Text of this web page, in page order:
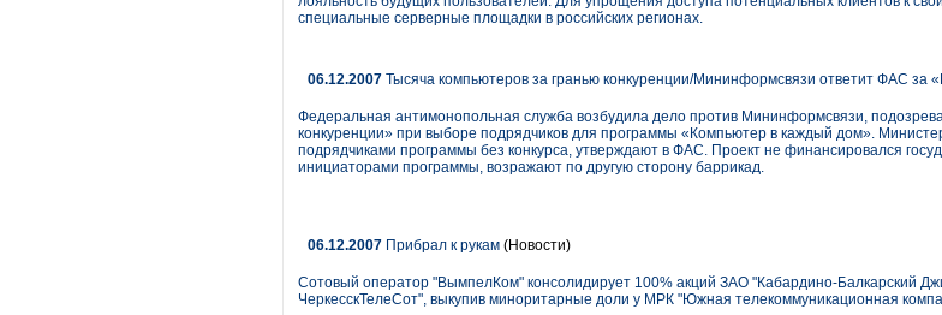
специальные серверные площадки в российских регионах.
06.12.2007 Тысяча компьютеров за гранью конкуренции/Мининформсвязи ответит ФАС за
Федеральная антимонопольная служба возбудила дело против Мининформсвязи,
конкуренции» при выборе подрядчиков для программы «Компьютер в каждый дом».
подрядчиками программы без конкурса, утверждают в ФАС. Проект не финансировался
инициаторами программы, возражают по другую сторону баррикад.
06.12.2007 Прибрал к рукам (Новости)
Сотовый оператор "ВымпелКом" консолидирует 100% акций ЗАО "Кабардино-Балкарский
ЧеркесскТелеСот", выкупив миноритарные доли у МРК "Южная телекоммуникационная